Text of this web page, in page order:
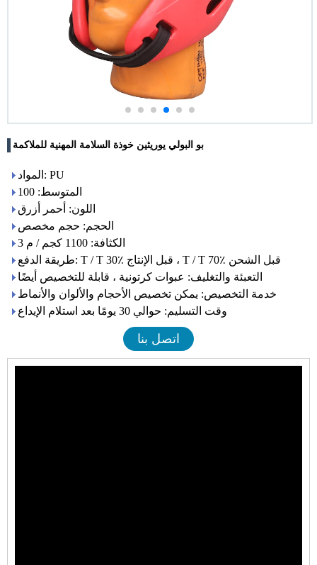
بو البولي يوريثين خوذة السلامة المهنية للملاكمة
المواد: PU
المتوسط: 100
اللون: أحمر أزرق
الحجم: حجم مخصص
الكثافة: 1100 كجم / م 3
طريقة الدفع: T / T 30٪ قبل الإنتاج ، T / T 70٪ قبل الشحن
التعبئة والتغليف: عبوات كرتونية ، قابلة للتخصيص أيضًا
خدمة التخصيص: يمكن تخصيص الأحجام والألوان والأنماط
وقت التسليم: حوالي 30 يومًا بعد استلام الإيداع
اتصل بنا